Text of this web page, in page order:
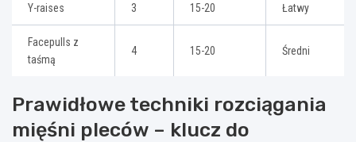
Y-raises 3 15-20 Łatwy
Facepulls z
taśmą
4 15-20 Średni
Prawidłowe techniki rozciągania
mięśni pleców – klucz do